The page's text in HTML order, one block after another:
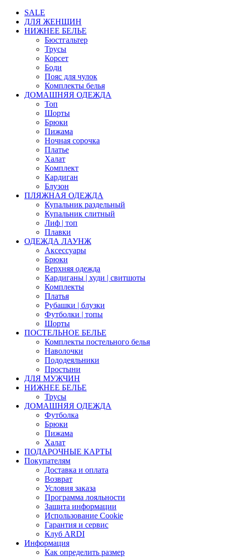
SALE
ДЛЯ ЖЕНЩИН
НИЖНЕЕ БЕЛЬЕ
Бюстгальтер
Трусы
Корсет
Боди
Пояс для чулок
Комплекты белья
ДОМАШНЯЯ ОДЕЖДА
Топ
Шорты
Брюки
Пижама
Ночная сорочка
Платье
Халат
Комплект
Кардиган
Блузон
ПЛЯЖНАЯ ОДЕЖДА
Купальник раздельный
Купальник слитный
Лиф | топ
Плавки
ОДЕЖДА ЛАУНЖ
Аксессуары
Брюки
Верхняя одежда
Кардиганы | худи | свитшоты
Комплекты
Платья
Рубашки | блузки
Футболки | топы
Шорты
ПОСТЕЛЬНОЕ БЕЛЬЕ
Комплекты постельного белья
Наволочки
Пододеяльники
Простыни
ДЛЯ МУЖЧИН
НИЖНЕЕ БЕЛЬЕ
Трусы
ДОМАШНЯЯ ОДЕЖДА
Футболка
Брюки
Пижама
Халат
ПОДАРОЧНЫЕ КАРТЫ
Покупателям
Доставка и оплата
Возврат
Условия заказа
Программа лояльности
Защита информации
Использование Cookie
Гарантия и сервис
Клуб ARDI
Информация
Как определить размер